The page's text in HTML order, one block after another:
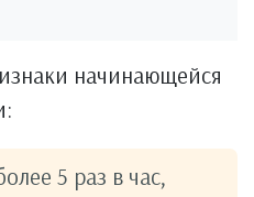
начинающейся
5 раз в час,